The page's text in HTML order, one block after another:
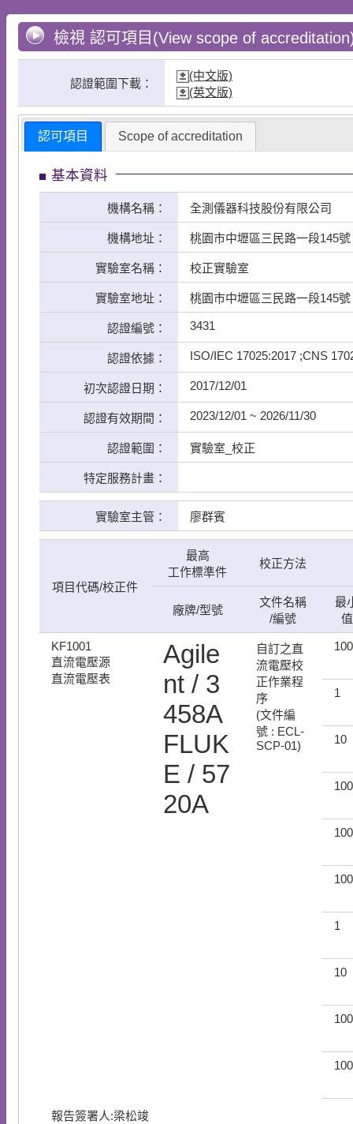
檢視 認可項目(View scope of
認證範圍下載：
(中文版)
(英文版)
認可項目 Scope of accreditation
基本資料
機構名稱： 全測儀器科技股份有限公司
機構地址： 桃園市中壢區三民路一段145號
實驗室名稱： 校正實驗室
實驗室地址： 桃園市中壢區三民路一段145號
認證編號： 3431
認證依據： ISO/IEC 17025:2017 ;CNS
初次認證日期： 2017/12/01
認證有效期間： 2023/12/01 ~ 2026/11/30
認證範圍： 實驗室_校正
特定服務計畫：
實驗室主管： 廖群賓
項目代碼/校正件
最高
工作標準件
校正方法
廠牌/型號
文件名稱
/編號
最
值
KF1001
直流電壓源
直流電壓表
Agile
nt / 3
458A
FLUK
E / 57
20A
自訂之直
流電壓校
正作業程
序
(文件編
號 : ECL-
SCP-01)
100
1
10
100
100
1
10
100
報告簽署人:梁松竣